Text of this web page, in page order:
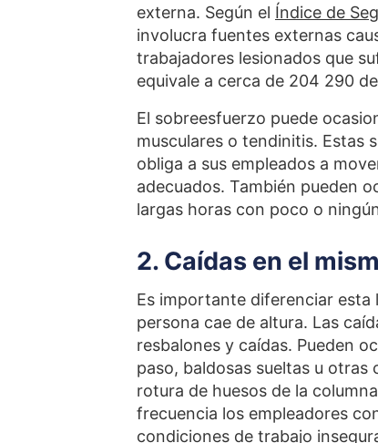
externa. Según el Índice de
involucra fuentes externas
trabajadores lesionados que
equivale a cerca de 204 290
El sobreesfuerzo puede
musculares o tendinitis. Estas
obliga a sus empleados a
adecuados. También pueden
largas horas con poco o
2. Caídas en el
Es importante diferenciar esta
persona cae de altura. Las
resbalones y caídas. Pueden
paso, baldosas sueltas u
rotura de huesos de la
frecuencia los empleadores
condiciones de trabajo